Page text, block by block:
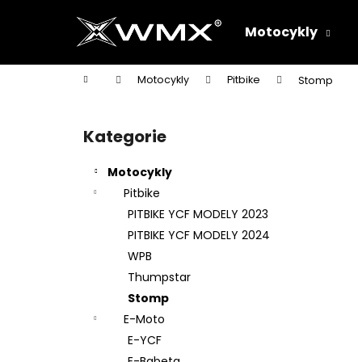
Motocykly
Domů Motocykly Pitbike Stomp
Přeskočit
kategorie
Kategorie
Motocykly
Pitbike
PITBIKE YCF MODELY 2023
PITBIKE YCF MODELY 2024
WPB
Thumpstar
Stomp
E-Moto
E-YCF
í
Zpět
do
Zpět
do